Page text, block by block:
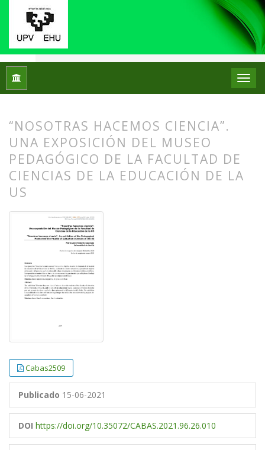
Inicio
“NOSOTRAS HACEMOS CIENCIA”.
UNA EXPOSICIÓN DEL MUSEO
PEDAGÓGICO DE LA FACULTAD DE
CIENCIAS DE LA EDUCACIÓN DE LA
US
Cabas2509
Publicado 15-06-2021
DOI https://doi.org/10.35072/CABAS.2021.96.26.010